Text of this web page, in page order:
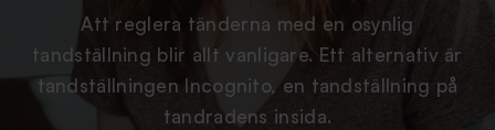
Att reglera tänderna med en osynlig
tandställning blir allt vanligare. Ett alternativ är
tandställningen Incognito, en tandställning på
tandradens insida.